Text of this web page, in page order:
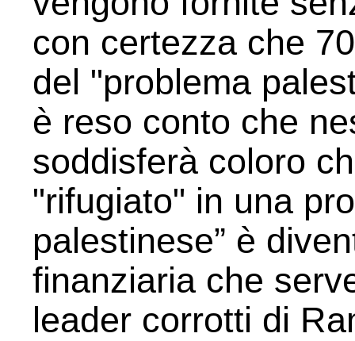
con certezza che
del "problema
è reso conto che
soddisferà coloro
"rifugiato" in una
palestinese” è
finanziaria che
leader corrotti di